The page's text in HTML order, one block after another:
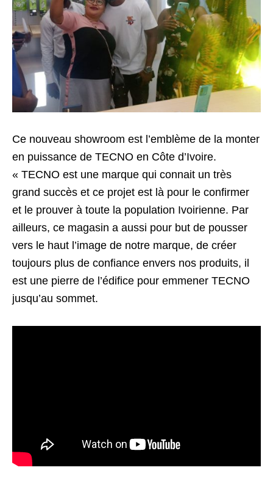
Ce nouveau showroom est l’emblème de la monter
en puissance de TECNO en Côte d’Ivoire.
« TECNO est une marque qui connait un très
grand succès et ce projet est là pour le confirmer
et le prouver à toute la population Ivoirienne. Par
ailleurs, ce magasin a aussi pour but de pousser
vers le haut l’image de notre marque, de créer
toujours plus de confiance envers nos produits, il
est une pierre de l’édifice pour emmener TECNO
jusqu’au sommet.